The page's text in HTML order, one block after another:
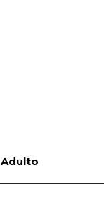
Adulto